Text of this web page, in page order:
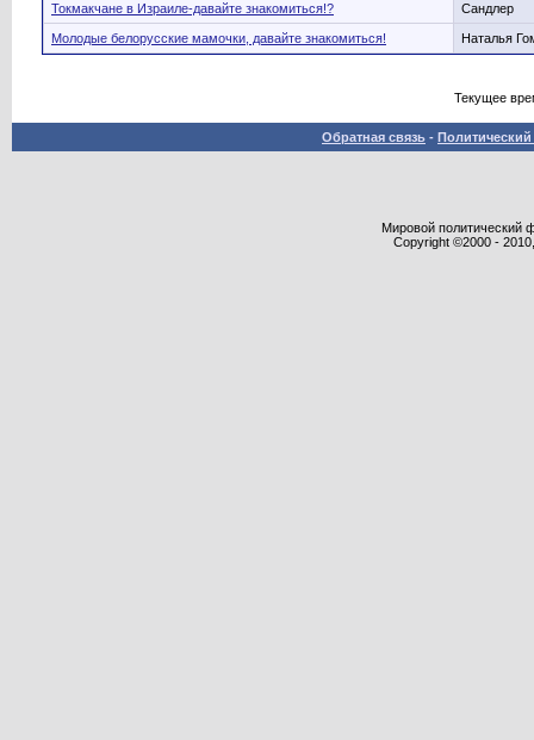
Токмакчане в Израиле-давайте знакомиться!? Сандлер
Молодые белорусские мамочки, давайте знакомиться! Наталья
Текущее
Обратная связь -
Мировой политический
Copyright ©2000 -